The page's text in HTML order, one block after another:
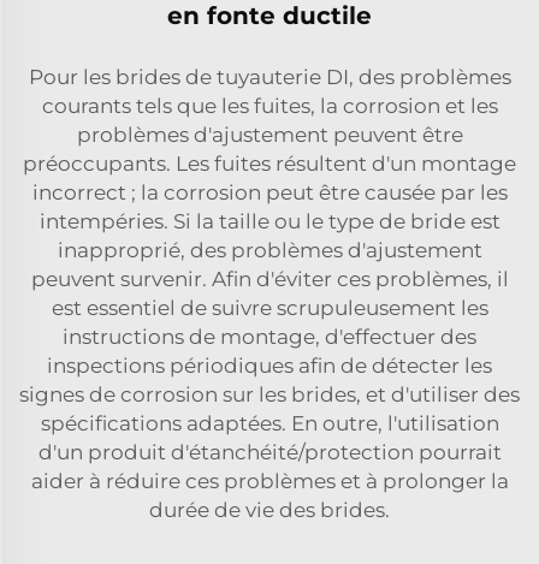
en fonte ductile
Pour les brides de tuyauterie DI, des problèmes
courants tels que les fuites, la corrosion et les
problèmes d'ajustement peuvent être
préoccupants. Les fuites résultent d'un montage
incorrect ; la corrosion peut être causée par les
intempéries. Si la taille ou le type de bride est
inapproprié, des problèmes d'ajustement
peuvent survenir. Afin d'éviter ces problèmes, il
est essentiel de suivre scrupuleusement les
instructions de montage, d'effectuer des
inspections périodiques afin de détecter les
signes de corrosion sur les brides, et d'utiliser des
spécifications adaptées. En outre, l'utilisation
d'un produit d'étanchéité/protection pourrait
aider à réduire ces problèmes et à prolonger la
durée de vie des brides.